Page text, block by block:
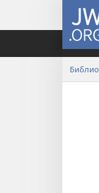
JW.ORG